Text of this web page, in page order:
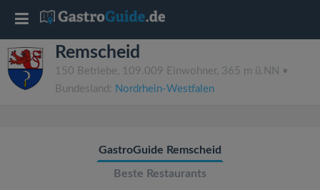
Remscheid
150 Betriebe, 109.009 Einwohner, 365 m ü.NN •
Bundesland: Nordrhein-Westfalen
GastroGuide Remscheid
Beste Restaurants
T
o